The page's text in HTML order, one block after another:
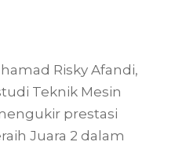
Risky Afandi,
Teknik Mesin
prestasi
Juara 2 dalam